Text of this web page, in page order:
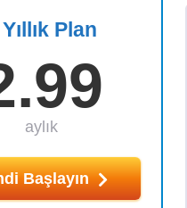
Plan
aylık
Başlayın